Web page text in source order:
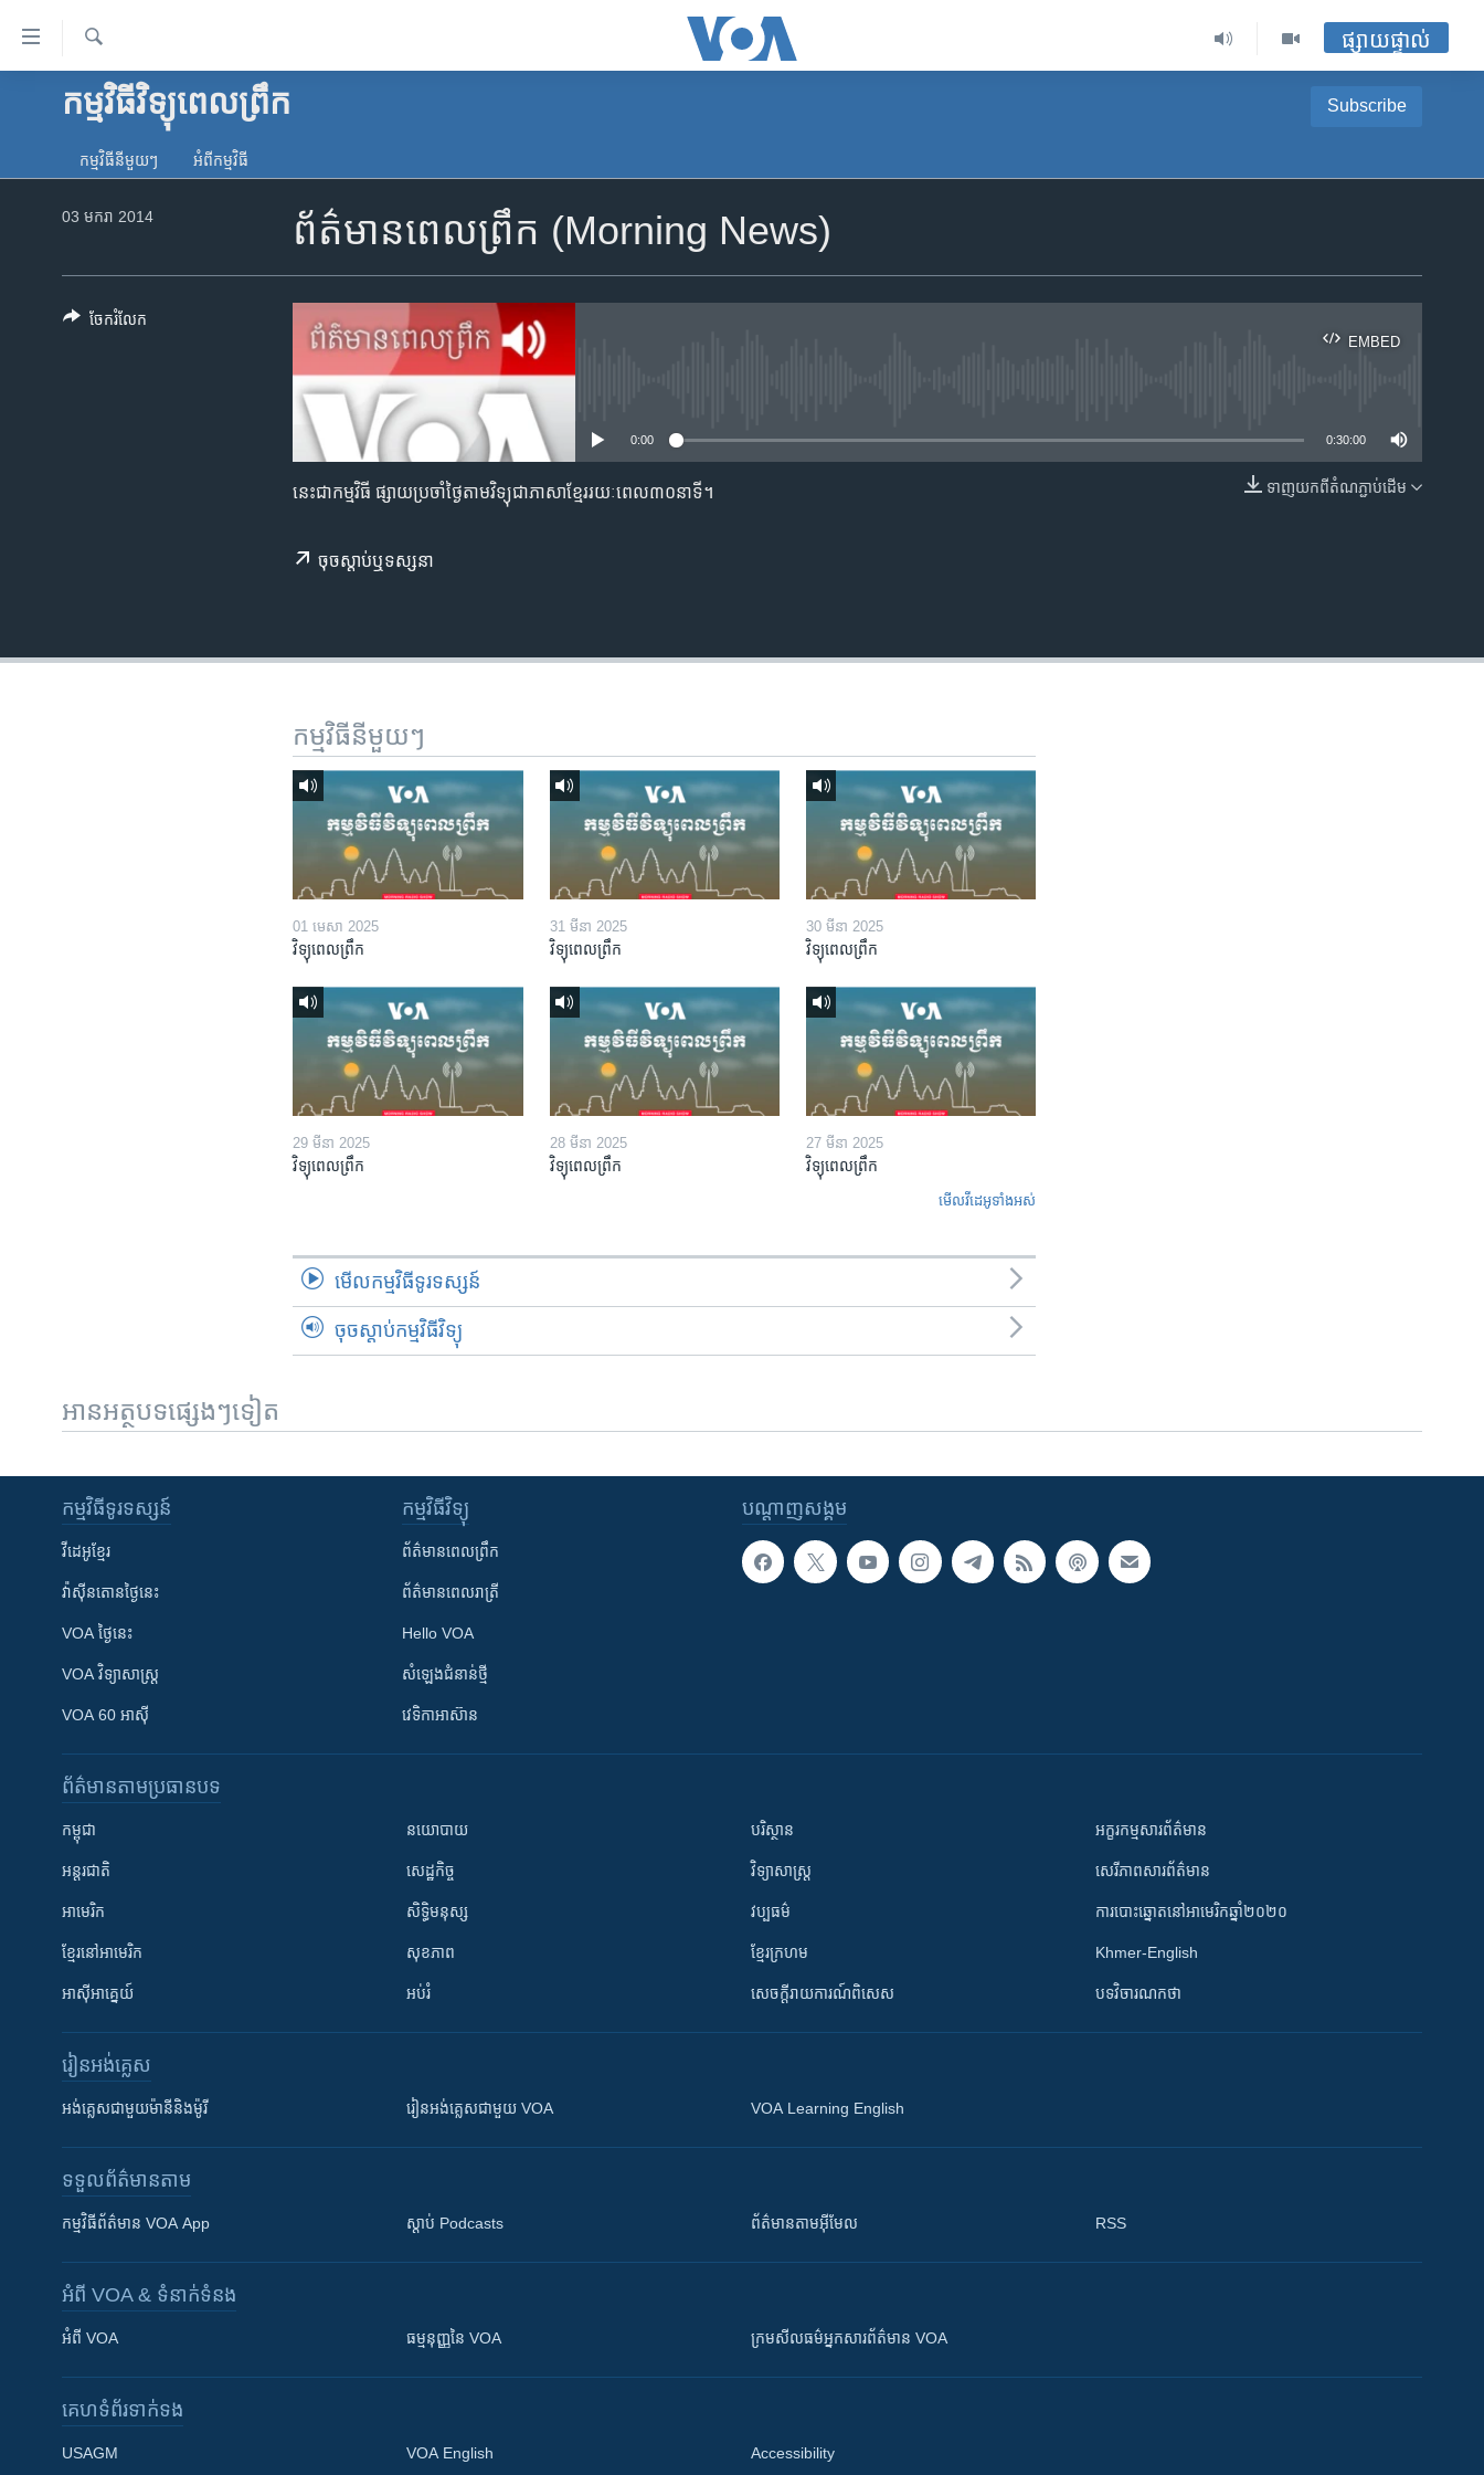
ទៅ​
គេហទំព័រ​
ទាក់ទង
និង​
កាន់​
អាមេរិក
រក
ផ្សាយផ្ទាល់
កម្មវិធីវិទ្យុពេលព្រឹក Subscribe
Apple Podcasts
ទទួល​​​សេវា​​​ Podcast
កម្មវិធី​នីមួយៗ អំពី​កម្មវិធី​
ព័ត៌មានពេលព្រឹក (Morning News)
03 មករា 2014
EMBED
EMBED
0:00 0:30:00
ទាញ​យក​ពី​តំណភ្ជាប់​ដើម
នេះជាកម្មវិធី ផ្សាយប្រចាំថ្ងៃតាមវិទ្យុជាភាសាខ្មែររយៈពេល៣០នាទី។
ចុច​​ស្តាប់​ឬ​ទស្សនា
ចែករំលែក
កម្មវិធី​នីមួយៗ
01 មេសា 2025
វិទ្យុពេលព្រឹក
31 មីនា 2025
វិទ្យុពេលព្រឹក
30 មីនា 2025
វិទ្យុពេលព្រឹក
29 មីនា 2025
វិទ្យុពេលព្រឹក
28 មីនា 2025
វិទ្យុពេលព្រឹក
27 មីនា 2025
វិទ្យុពេលព្រឹក
មើល​វីដេអូ​ទាំង​អស់
មើល​កម្មវិធី​ទូរទស្សន៍
ចុចស្តាប់កម្មវិធីវិទ្យុ
អានអត្ថបទផ្សេងៗទៀត
បណ្តាញ​សង្គម
កម្មវិធី​ទូរទស្សន៍
វីដេអូ​ខ្មែរ
វ៉ាស៊ីនតោន​ថ្ងៃ​នេះ
VOA ថ្ងៃនេះ
VOA ​វិទ្យាសាស្ត្រ
VOA 60 អាស៊ី
កម្មវិធី​វិទ្យុ
ព័ត៌មាន​ពេល​ព្រឹក
ព័ត៌មាន​​ពេល​រាត្រី
Hello VOA
សំឡេង​ជំនាន់​ថ្មី
វេទិកា​អាស៊ាន
ព័ត៌មាន​តាមប្រធានបទ​
កម្ពុជា
អន្តរជាតិ
អាមេរិក
ខ្មែរ​នៅអាមេរិក
អាស៊ីអាគ្នេយ៍
នយោបាយ
សេដ្ឋកិច្ច
សិទ្ធិមនុស្ស
សុខភាព
អប់រំ
បរិស្ថាន
វិទ្យាសាស្រ្ត
វប្បធម៌
ខ្មែរក្រហម
សេចក្តីរាយការណ៍ពិសេស
អក្ខរកម្មសារព័ត៌មាន
សេរីភាពសារព័ត៌មាន
ការបោះឆ្នោតនៅអាមេរិកឆ្នាំ២០២០
Khmer-English
បទវិចារណកថា
រៀន​​អង់គ្លេស
អង់គ្លេស​ជាមួយ​ម៉ានី​និង​ម៉ូរី រៀន​​​​​​អង់គ្លេស​​ជាមួយ VOA VOA Learning English
ទទួល​ព័ត៌មាន​តាម
កម្មវិធី​ព័ត៌មាន VOA App ស្តាប់ Podcasts ព័ត៌មាន​តាម​អ៊ីមែល RSS
អំពី​ VOA & ទំនាក់ទំនង
អំពី​ VOA ធម្មនុញ្ញ​នៃ VOA ក្រម​​​សីលធម៌​​​អ្នក​​​សារព័ត៌មាន VOA
គេហទំព័រ​​ទាក់ទង
USAGM VOA English Accessibility